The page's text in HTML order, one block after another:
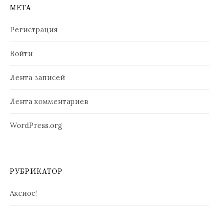
МЕТА
Регистрация
Войти
Лента записей
Лента комментариев
WordPress.org
РУБРИКАТОР
Аксиос!